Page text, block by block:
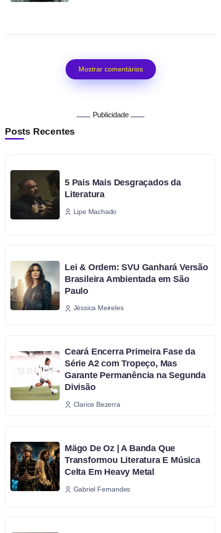
Mostrar comentários
Publicidade
Posts Recentes
5 Pais Mais Desgraçados da
Literatura
Lipe Machado
Lei & Ordem: SVU Ganhará Versão
Brasileira Ambientada em São
Paulo
Jéssica Meireles
Ceará Encerra Primeira Fase da
Série A2 com Tropeço, Mas
Garante Permanência na Segunda
Divisão
Clarice Bezerra
Mägo De Oz | A Banda Que
Transformou Literatura E Música
Celta Em Heavy Metal
Gabriel Fernandes